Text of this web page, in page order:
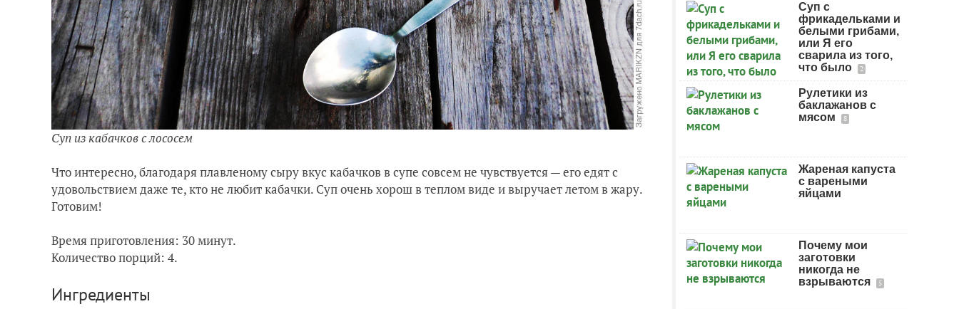
Суп из кабачков с лососем
Что интересно, благодаря плавленому сыру вкус кабачков в супе совсем не чувствуется — его едят с
удовольствием даже те, кто не любит кабачки. Суп очень хорош в теплом виде и выручает летом в жару.
Готовим!
Время приготовления: 30 минут.
Количество порций: 4.
Ингредиенты
Суп с
фрикадельками и
белыми грибами,
или Я его
сварила из того,
что было
2
Рулетики из
баклажанов с
мясом
8
Жареная капуста
с вареными
яйцами
Почему мои
заготовки
никогда не
взрываются
5